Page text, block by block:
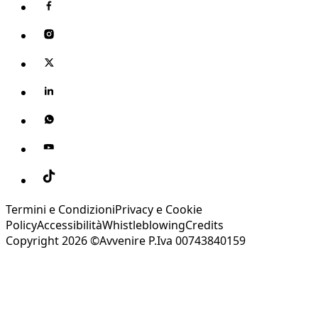
Termini e CondizioniPrivacy e Cookie
PolicyAccessibilitàWhistleblowingCredits
Copyright 2026 ©Avvenire P.Iva 00743840159